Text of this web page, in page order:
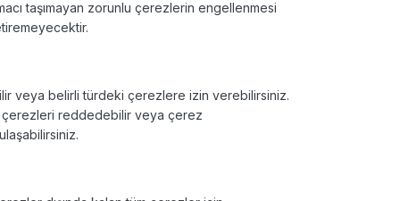
taşımayan zorunlu çerezlerin engellenmesi
veya belirli türdeki çerezlere izin verebilirsiniz.
çerezleri reddedebilir veya çerez